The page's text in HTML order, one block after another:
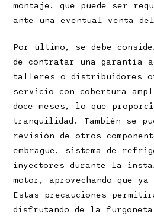
montaje, que puede ser
ante una eventual venta
Por último, se debe
de contratar una garantía
talleres o distribuidores
servicio con cobertura
doce meses, lo que
tranquilidad. También se
revisión de otros
embrague, sistema de
inyectores durante la
motor, aprovechando que ya
Estas precauciones
disfrutando de la furgoneta